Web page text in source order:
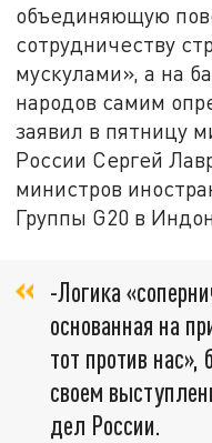
объединяющую
сотрудничеству
мускулами», а на
народов самим
заявил в пятницу
России Сергей
министров
Группы G20 в
-Логика
основанная на
тот против
своем
дел России.